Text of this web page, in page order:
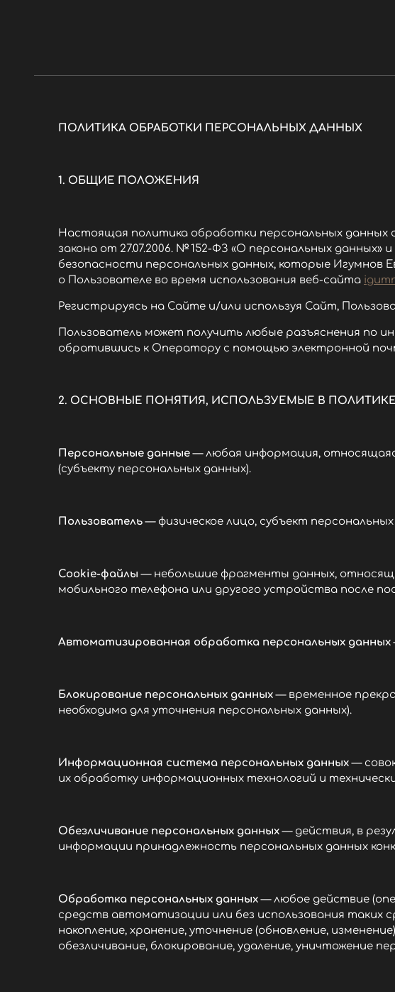
ПОЛИТИКА ОБРАБОТКИ ПЕРСОНАЛЬНЫХ ДАННЫХ
1. ОБЩИЕ ПОЛОЖЕНИЯ
Настоящая политика обработки персональных данных
закона от 27.07.2006. № 152-ФЗ «О персональных
безопасности персональных данных, которые Игумнов
о Пользователе во время использования веб-сайта
Регистрируясь на Сайте и/или используя Сайт,
Пользователь может получить любые разъяснения по
обратившись к Оператору с помощью электронной
2. ОСНОВНЫЕ ПОНЯТИЯ, ИСПОЛЬЗУЕМЫЕ В ПОЛИТИКЕ
Персональные данные— любая информация,
(субъекту персональных данных).
Пользователь— физическое лицо, субъект
Cookie-файлы — небольшие фрагменты данных,
мобильного телефона или другого устройства после
Автоматизированная обработка персональных данных
Блокирование персональных данных— временное
необходима для уточнения персональных данных).
Информационная система персональных данных—
их обработку информационных технологий и
Обезличивание персональных данных— действия, в
информации принадлежность персональных данных
Обработка персональных данных— любое действие
средств автоматизации или без использования таких
накопление, хранение, уточнение (обновление,
обезличивание, блокирование, удаление, уничтожение